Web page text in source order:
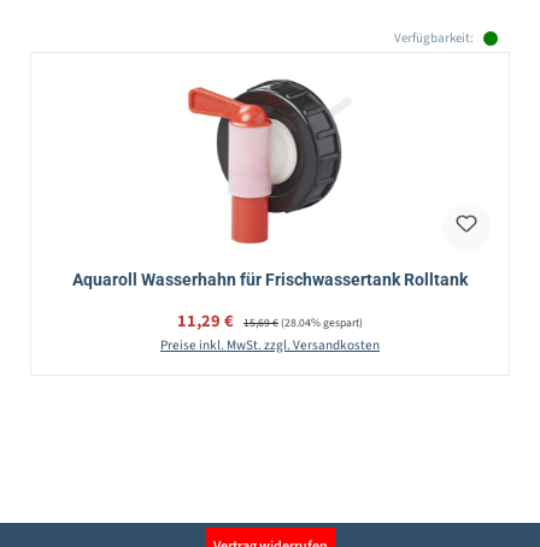
Verfügbarkeit:
Aquaroll Wasserhahn für Frischwassertank Rolltank
Verkaufspreis:
11,29 € Regulärer Preis:
15,69 €(28.04% gespart)
Preise inkl. MwSt. zzgl. Versandkosten